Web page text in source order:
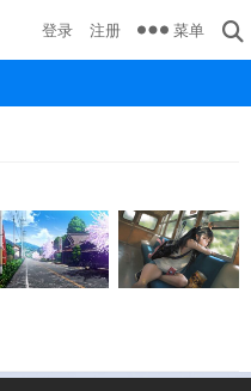
登录 注册 菜单